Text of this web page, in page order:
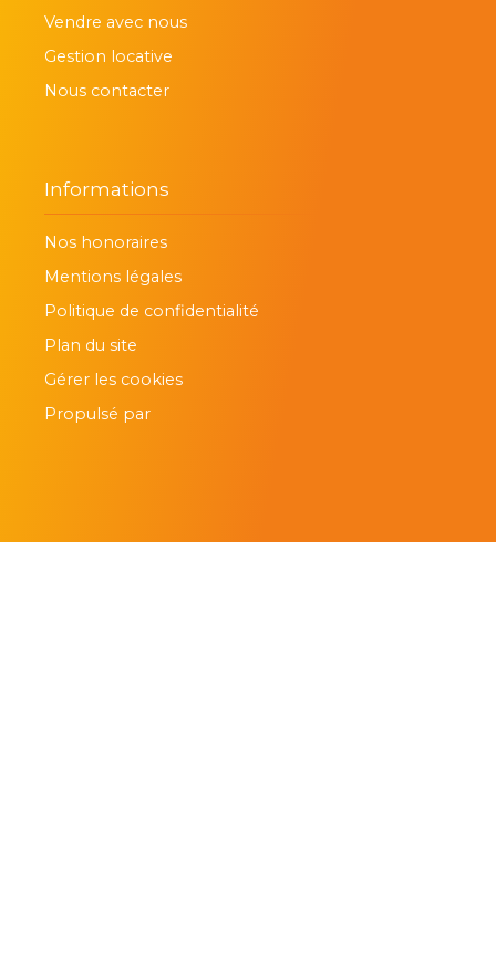
Vendre avec nous
Gestion locative
Nous contacter
Informations
Nos honoraires
Mentions légales
Politique de confidentialité
Plan du site
Gérer les cookies
Propulsé par